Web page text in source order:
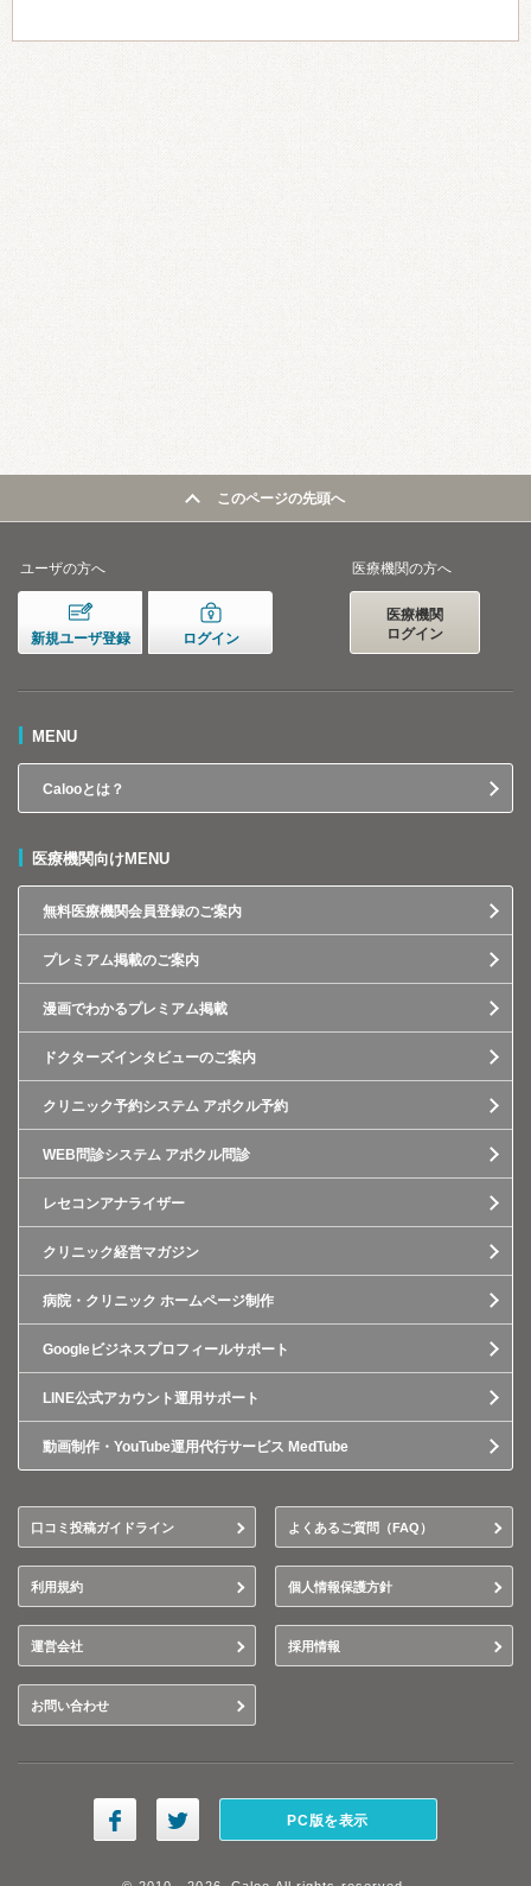
このページの先頭へ
ユーザの方へ
新規ユーザ登録 ログイン
医療機関の方へ
医療機関
ログイン
MENU
Calooとは？
医療機関向けMENU
無料医療機関会員登録のご案内
プレミアム掲載のご案内
漫画でわかるプレミアム掲載
ドクターズインタビューのご案内
クリニック予約システム アポクル予約
WEB問診システム アポクル問診
レセコンアナライザー
クリニック経営マガジン
病院・クリニック ホームページ制作
Googleビジネスプロフィールサポート
LINE公式アカウント運用サポート
動画制作・YouTube運用代行サービス MedTube
口コミ投稿ガイドライン よくあるご質問（FAQ）
利用規約 個人情報保護方針
運営会社 採用情報
お問い合わせ
PC版を表示